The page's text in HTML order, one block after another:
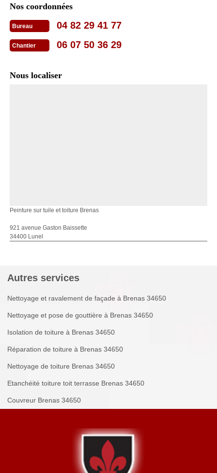
Nos coordonnées
Bureau 04 82 29 41 77
Chantier 06 07 50 36 29
Nous localiser
Peinture sur tuile et toiture Brenas
921 avenue Gaston Baissette
34400 Lunel
Autres services
Nettoyage et ravalement de façade à Brenas 34650
Nettoyage et pose de gouttière à Brenas 34650
Isolation de toiture à Brenas 34650
Réparation de toiture à Brenas 34650
Nettoyage de toiture Brenas 34650
Etanchéité toiture toit terrasse Brenas 34650
Couvreur Brenas 34650